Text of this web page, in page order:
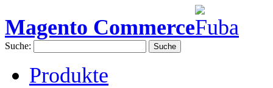
Magento Commerce
Suche: Suche
Produkte